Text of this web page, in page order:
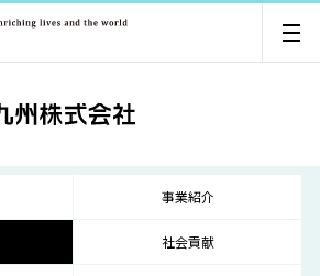
事業紹介
社会貢献